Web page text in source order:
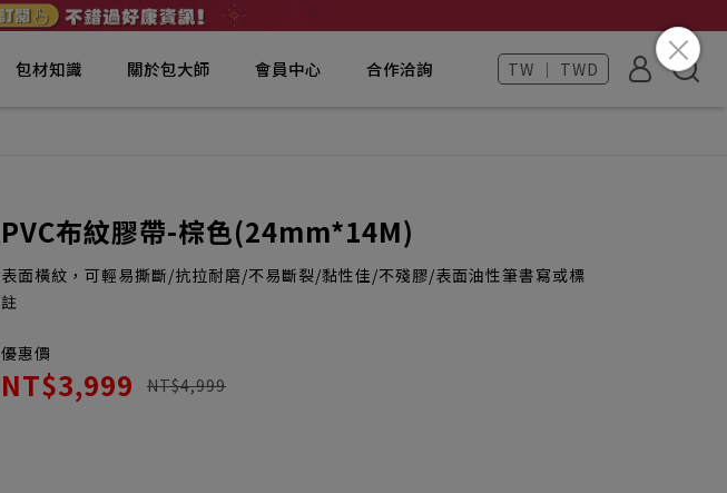
包材知識 關於包大師 會員中心 合作洽詢 TW ｜ TWD
PVC布紋膠帶-棕色(24mm*14M)
表面橫紋，可輕易撕斷/抗拉耐磨/不易斷裂/黏性佳/不殘膠/表面油性筆書寫或標
註
優惠價
NT$3,999 NT$4,999